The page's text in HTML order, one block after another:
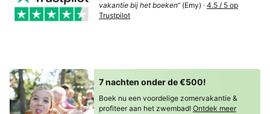
vakantie bij het boeken“ (Emy) · 4.5 / 5 op
Trustpilot
7 nachten onder de €500!
Boek nu een voordelige zomervakantie &
profiteer aan het zwembad! Ontdek meer